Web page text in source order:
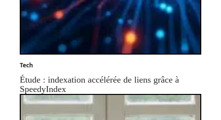
Tech
Étude : indexation accélérée de liens grâce à
SpeedyIndex